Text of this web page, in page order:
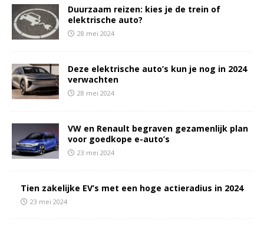
Duurzaam reizen: kies je de trein of
elektrische auto?
28 mei 2024
Deze elektrische auto’s kun je nog in 2024
verwachten
28 mei 2024
VW en Renault begraven gezamenlijk plan
voor goedkope e-auto’s
23 mei 2024
Tien zakelijke EV’s met een hoge actieradius in 2024
23 mei 2024